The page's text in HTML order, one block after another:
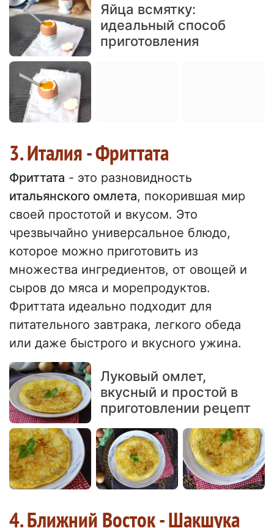
Яйца всмятку:
идеальный способ
приготовления
3. Италия - Фриттата
Фриттата - это разновидность
итальянского омлета, покорившая мир
своей простотой и вкусом. Это
чрезвычайно универсальное блюдо,
которое можно приготовить из
множества ингредиентов, от овощей и
сыров до мяса и морепродуктов.
Фриттата идеально подходит для
питательного завтрака, легкого обеда
или даже быстрого и вкусного ужина.
Луковый омлет,
вкусный и простой в
приготовлении рецепт
4. Ближний Восток - Шакшука